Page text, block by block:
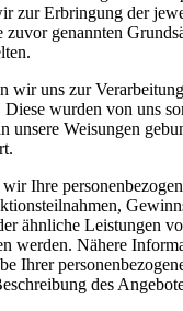
zur Erbringung der
genannten
wir uns zur
Diese wurden von uns
unsere Weisungen
Ihre
ähnliche Leistungen
werden. Nähere
Ihrer
des